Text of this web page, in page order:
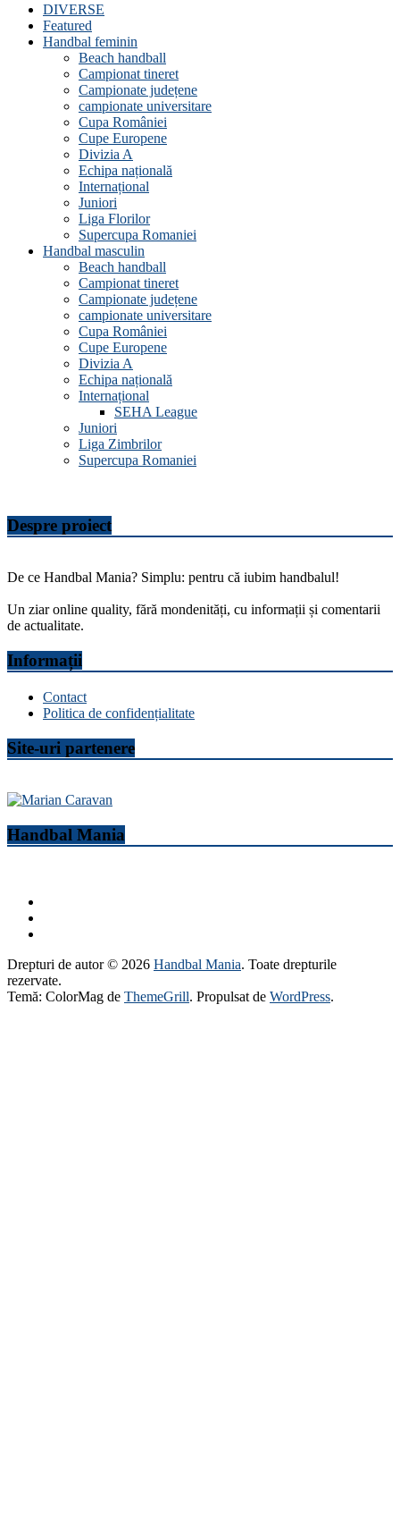
DIVERSE
Featured
Handbal feminin
Beach handball
Campionat tineret
Campionate județene
campionate universitare
Cupa României
Cupe Europene
Divizia A
Echipa națională
Internațional
Juniori
Liga Florilor
Supercupa Romaniei
Handbal masculin
Beach handball
Campionat tineret
Campionate județene
campionate universitare
Cupa României
Cupe Europene
Divizia A
Echipa națională
Internațional
SEHA League
Juniori
Liga Zimbrilor
Supercupa Romaniei
Despre proiect
De ce Handbal Mania? Simplu: pentru că iubim handbalul!
Un ziar online quality, fără mondenități, cu informații și comentarii
de actualitate.
Informații
Contact
Politica de confidențialitate
Site-uri partenere
Handbal Mania
Drepturi de autor © 2026 Handbal Mania. Toate drepturile
rezervate.
Temă: ColorMag de ThemeGrill. Propulsat de WordPress.